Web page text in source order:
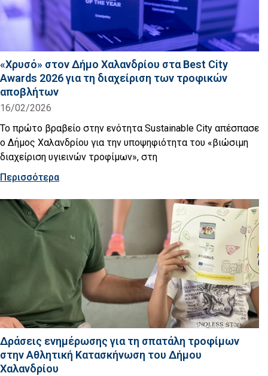
«Χρυσό» στον Δήμο Χαλανδρίου στα Best City
Awards 2026 για τη διαχείριση των τροφικών
αποβλήτων
16/02/2026
Το πρώτο βραβείο στην ενότητα Sustainable City απέσπασε
ο Δήμος Χαλανδρίου για την υποψηφιότητα του «βιώσιμη
διαχείριση υγιεινών τροφίμων», στη
Περισσότερα
Δράσεις ενημέρωσης για τη σπατάλη τροφίμων
στην Αθλητική Κατασκήνωση του Δήμου
Χαλανδρίου